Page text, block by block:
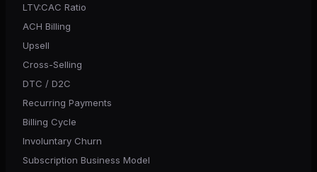
LTV:CAC Ratio
ACH Billing
Upsell
Cross-Selling
DTC / D2C
Recurring Payments
Billing Cycle
Involuntary Churn
Subscription Business Model